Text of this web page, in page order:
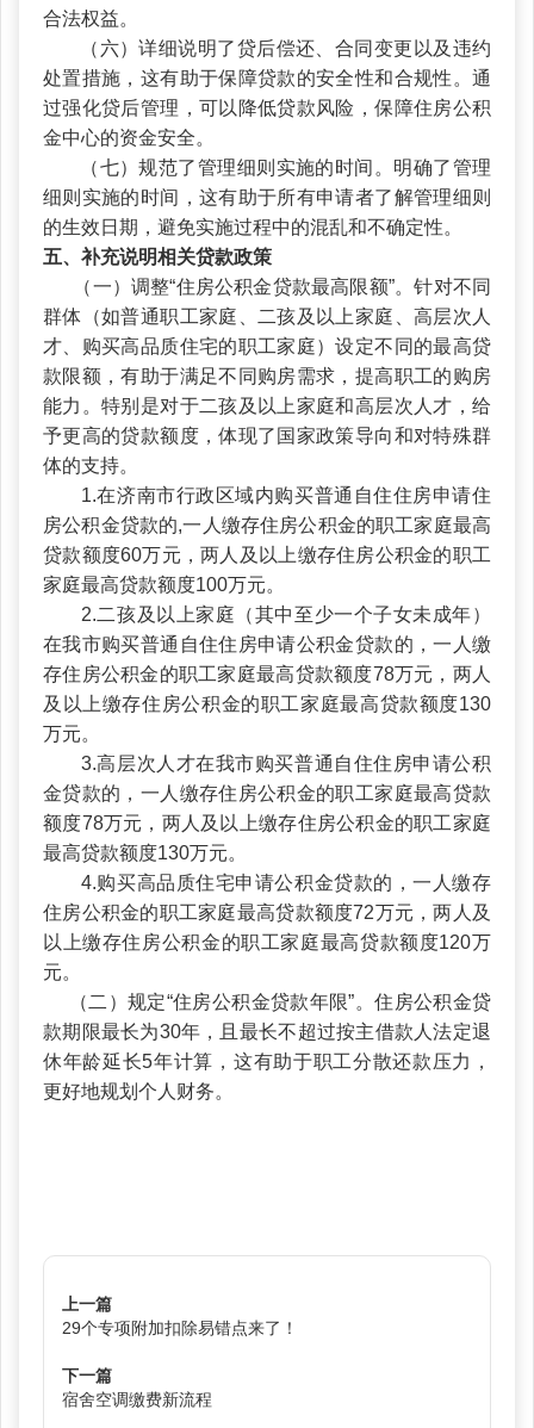
合法权益。
（六）详细说明了贷后偿还、合同变更以及违约
处置措施，这有助于保障贷款的安全性和合规性。通
过强化贷后管理，可以降低贷款风险，保障住房公积
金中心的资金安全。
（七）规范了管理细则实施的时间。明确了管理
细则实施的时间，这有助于所有申请者了解管理细则
的生效日期，避免实施过程中的混乱和不确定性。
五、补充说明相关贷款政策
（一）调整“住房公积金贷款最高限额”。针对不同
群体（如普通职工家庭、二孩及以上家庭、高层次人
才、购买高品质住宅的职工家庭）设定不同的最高贷
款限额，有助于满足不同购房需求，提高职工的购房
能力。特别是对于二孩及以上家庭和高层次人才，给
予更高的贷款额度，体现了国家政策导向和对特殊群
体的支持。
1.在济南市行政区域内购买普通自住住房申请住
房公积金贷款的,一人缴存住房公积金的职工家庭最高
贷款额度60万元，两人及以上缴存住房公积金的职工
家庭最高贷款额度100万元。
2.二孩及以上家庭（其中至少一个子女未成年）
在我市购买普通自住住房申请公积金贷款的，一人缴
存住房公积金的职工家庭最高贷款额度78万元，两人
及以上缴存住房公积金的职工家庭最高贷款额度130
万元。
3.高层次人才在我市购买普通自住住房申请公积
金贷款的，一人缴存住房公积金的职工家庭最高贷款
额度78万元，两人及以上缴存住房公积金的职工家庭
最高贷款额度130万元。
4.购买高品质住宅申请公积金贷款的，一人缴存
住房公积金的职工家庭最高贷款额度72万元，两人及
以上缴存住房公积金的职工家庭最高贷款额度120万
元。
（二）规定“住房公积金贷款年限”。住房公积金贷
款期限最长为30年，且最长不超过按主借款人法定退
休年龄延长5年计算，这有助于职工分散还款压力，
更好地规划个人财务。
上一篇
29个专项附加扣除易错点来了！
下一篇
宿舍空调缴费新流程